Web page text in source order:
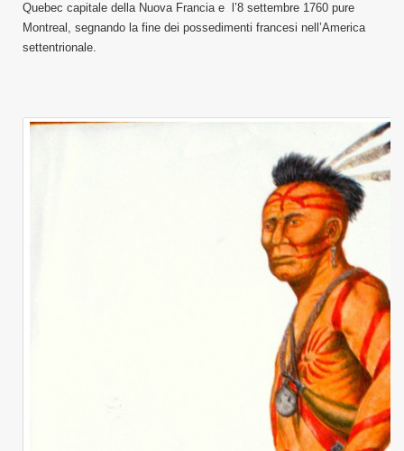
Quebec capitale della Nuova Francia e l’8 settembre 1760 pure
Montreal, segnando la fine dei possedimenti francesi nell’America
settentrionale.